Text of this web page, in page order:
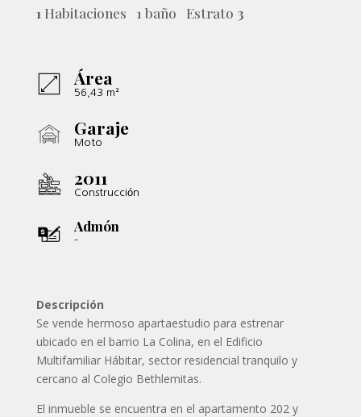
1 Habitaciones 1 baño Estrato 3
Área
56,43 m²
Garaje
Moto
2011
Construcción
Admón
–
Descripción
Se vende hermoso apartaestudio para estrenar
ubicado en el barrio La Colina, en el Edificio
Multifamiliar Hábitar, sector residencial tranquilo y
cercano al Colegio Bethlemitas.
El inmueble se encuentra en el apartamento 202 y